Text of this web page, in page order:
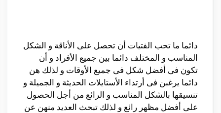
دائما ما تحب الفتيات أن تحصل على الأناقة و الشكل
المناسب و المختلف دائما بين جميع الأفراد و أن
تكون فى أفضل شكل فى جميع الأوقات و لذلك هن
دائما يرغبن فى أرتداء الأستايلات الحديثة و الجميلة و
تنسيقها بالشكل المناسب و الرائع من أجل الحصول
على أفضل مظهر رائع و لذلك تبحث العديد منهن عن